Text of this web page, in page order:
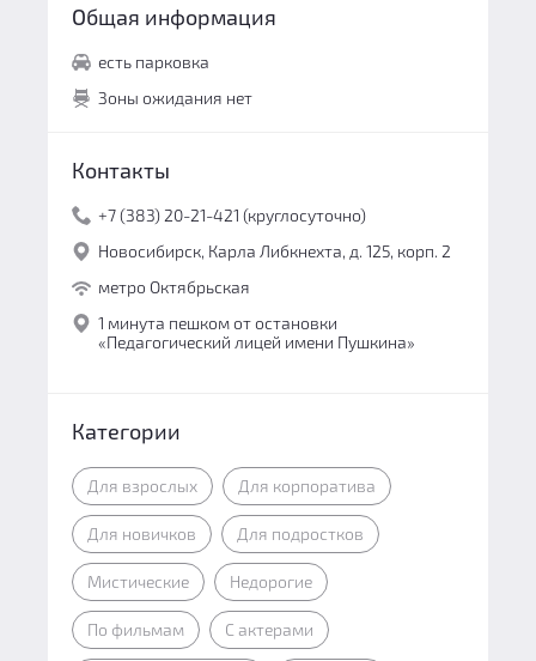
Общая информация
есть парковка
Зоны ожидания нет
Контакты
+7 (383) 20-21-421 (круглосуточно)
Новосибирск, Карла Либкнехта, д. 125, корп. 2
метро Октябрьская
1 минута пешком от остановки
«Педагогический лицей имени Пушкина»
Категории
Для взрослых Для корпоратива
Для новичков Для подростков
Мистические Недорогие
По фильмам С актерами